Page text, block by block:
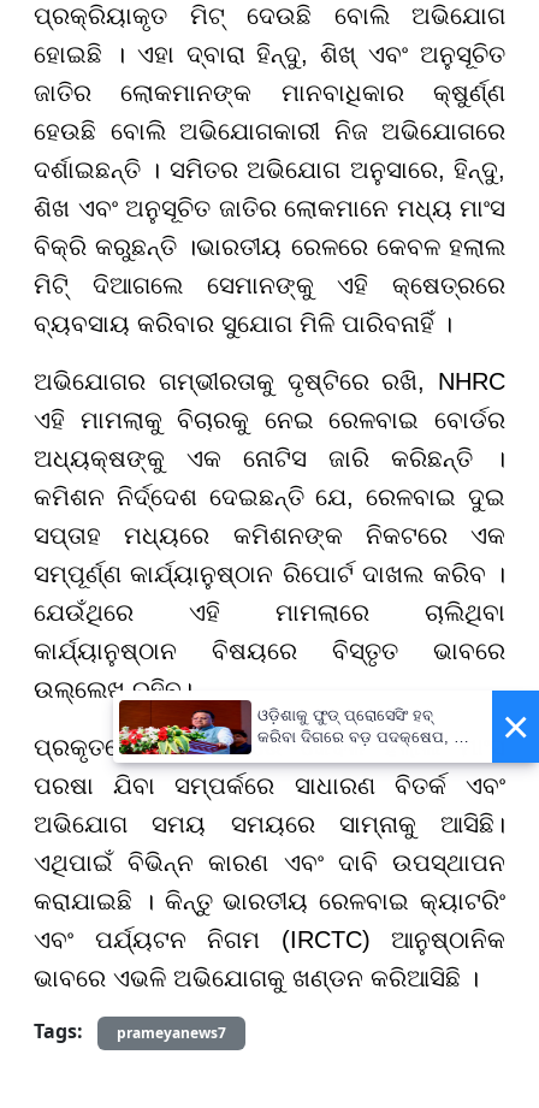
ପ୍ରକ୍ରିୟାକୃତ ମିଟ୍ ଦେଉଛି ବୋଲି ଅଭିଯୋଗ
ହୋଇଛି । ଏହା ଦ୍ବାରା ହିନ୍ଦୁ, ଶିଖ୍ ଏବଂ ଅନୁସୂଚିତ
ଜାତିର ଲୋକମାନଙ୍କ ମାନବାଧିକାର କ୍ଷୁର୍ଣ୍ଣ
ହେଉଛି ବୋଲି ଅଭିଯୋଗକାରୀ ନିଜ ଅଭିଯୋଗରେ
ଦର୍ଶାଇଛନ୍ତି । ସମିତର ଅଭିଯୋଗ ଅନୁସାରେ, ହିନ୍ଦୁ,
ଶିଖ ଏବଂ ଅନୁସୂଚିତ ଜାତିର ଲୋକମାନେ ମଧ୍ୟ ମାଂସ
ବିକ୍ରି କରୁଛନ୍ତି ।ଭାରତୀୟ ରେଳରେ କେବଳ ହଲାଲ
ମିଟି୍ ଦିଆଗଲେ ସେମାନଙ୍କୁ ଏହି କ୍ଷେତ୍ରରେ
ବ୍ୟବସାୟ କରିବାର ସୁଯୋଗ ମିଳି ପାରିବନାହିଁ ।
ଅଭିଯୋଗର ଗମ୍ଭୀରତାକୁ ଦୃଷ୍ଟିରେ ରଖି, NHRC
ଏହି ମାମଲାକୁ ବିଚାରକୁ ନେଇ ରେଳବାଇ ବୋର୍ଡର
ଅଧ୍ୟକ୍ଷଙ୍କୁ ଏକ ନୋଟିସ ଜାରି କରିଛନ୍ତି ।
କମିଶନ ନିର୍ଦ୍ଦେଶ ଦେଇଛନ୍ତି ଯେ, ରେଳବାଇ ଦୁଇ
ସପ୍ତାହ ମଧ୍ୟରେ କମିଶନଙ୍କ ନିକଟରେ ଏକ
ସମ୍ପୂର୍ଣ୍ଣ କାର୍ଯ୍ୟାନୁଷ୍ଠାନ ରିପୋର୍ଟ ଦାଖଲ କରିବ ।
ଯେଉଁଥିରେ ଏହି ମାମଲାରେ ଚାଲିଥିବା
କାର୍ଯ୍ୟାନୁଷ୍ଠାନ ବିଷୟରେ ବିସ୍ତୃତ ଭାବରେ
ଉଲ୍ଲେଖ ରହିବ।
ପ୍ରକୃତରେ, ରେଳବାଇରେ କେବଳ ହଲାଲ ମାଂସ
ପରଷା ଯିବା ସମ୍ପର୍କରେ ସାଧାରଣ ବିତର୍କ ଏବଂ
ଅଭିଯୋଗ ସମୟ ସମୟରେ ସାମ୍ନାକୁ ଆସିଛି।
ଏଥିପାଇଁ ବିଭିନ୍ନ କାରଣ ଏବଂ ଦାବି ଉପସ୍ଥାପନ
କରାଯାଇଛି । କିନ୍ତୁ ଭାରତୀୟ ରେଳବାଇ କ୍ୟାଟରିଂ
ଏବଂ ପର୍ଯ୍ୟଟନ ନିଗମ (IRCTC) ଆନୁଷ୍ଠାନିକ
ଭାବରେ ଏଭଳି ଅଭିଯୋଗକୁ ଖଣ୍ଡନ କରିଆସିଛି ।
Tags:
prameyanews7
×
ଓଡ଼ିଶାକୁ ଫୁଡ୍ ପ୍ରୋସେସିଂ ହବ୍
କରିବା ଦିଗରେ ବଡ଼ ପଦକ୍ଷେପ, ୪୨
ହଜାରରୁ ଅଧିକ ନିଯୁକ୍ତି ସୁଯୋଗ